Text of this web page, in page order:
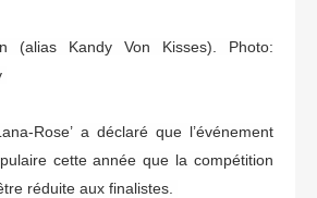
(alias Kandy Von Kisses). Photo:
Rose’ a déclaré que l’événement
cette année que la compétition
réduite aux finalistes.